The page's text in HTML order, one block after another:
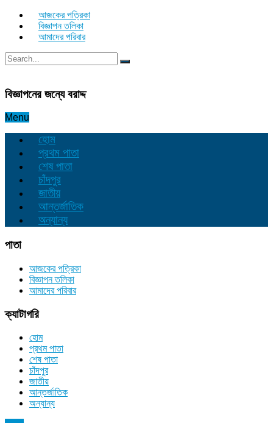
আজকের পত্রিকা
বিজ্ঞাপন তলিকা
আমাদের পরিবার
বিজ্ঞাপনের জন্যে বরাদ্দ
Menu
হোম
প্রথম পাতা
শেষ পাতা
চাঁদপুর
জাতীয়
আন্তর্জাতিক
অন্যান্য
পাতা
আজকের পত্রিকা
বিজ্ঞাপন তলিকা
আমাদের পরিবার
ক্যাটাগরি
হোম
প্রথম পাতা
শেষ পাতা
চাঁদপুর
জাতীয়
আন্তর্জাতিক
অন্যান্য